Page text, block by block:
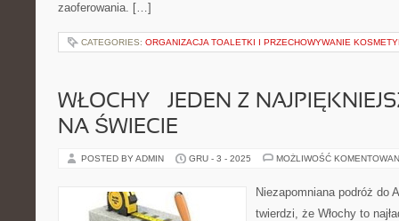
zaoferowania. […]
CATEGORIES: ORGANIZACJA TOALETKI I PRZECHOWYWANIE
WŁOCHY – JEDEN Z
NA ŚWIECIE
POSTED BY ADMIN GRU - 3 - 2025 MOŻLIWOŚĆ
Niezapomniana podróż do
twierdzi, że Włochy to